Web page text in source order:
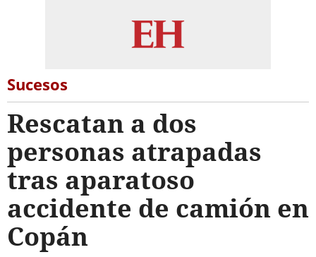
Sucesos
Rescatan a dos
personas atrapadas
tras aparatoso
accidente de camión en
Copán